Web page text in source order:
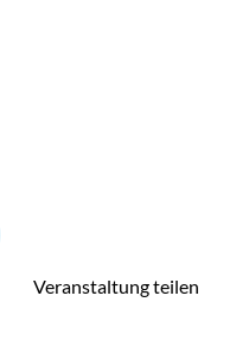
Veranstaltung teilen